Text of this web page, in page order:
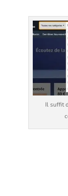
Il suffit